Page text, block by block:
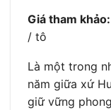
Giá tham khảo:
/ tô
Là một trong
năm giữa xứ
giữ vững